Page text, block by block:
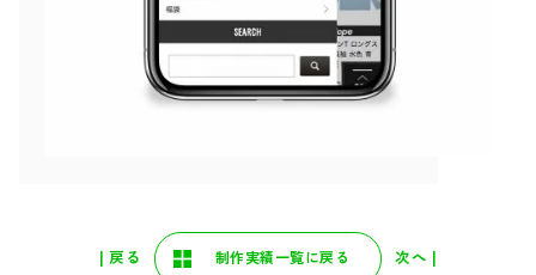
| 戻る 制作実績一覧に戻る 次へ |